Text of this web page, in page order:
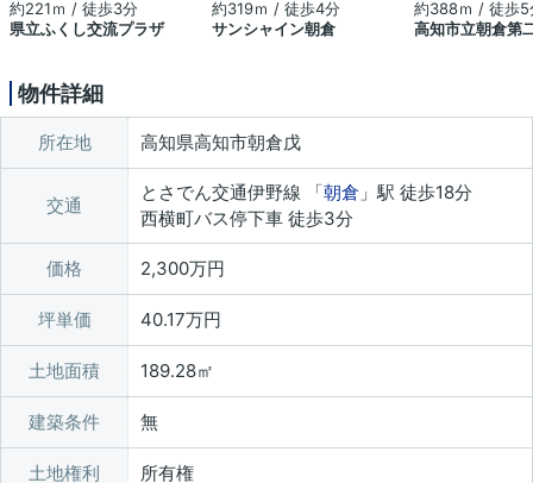
約221ｍ / 徒歩3分
県立ふくし交流プラザ
約319ｍ / 徒歩4分
サンシャイン朝倉
約388ｍ / 徒歩5
高知市立朝倉第
物件詳細
所在地 高知県高知市朝倉戊
交通
とさでん交通伊野線 「朝倉 」駅 徒歩18分
西横町バス停下車 徒歩3分
価格 2,300万円
坪単価 40.17万円
土地面積 189.28㎡
建築条件 無
土地権利 所有権